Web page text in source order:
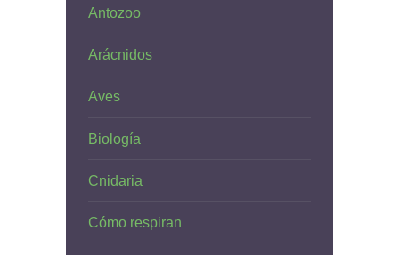
Antozoo
Arácnidos
Aves
Biología
Cnidaria
Cómo respiran